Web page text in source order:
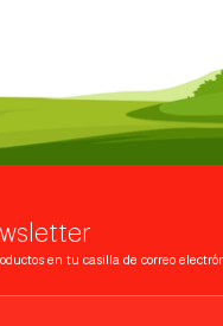
en tu casilla de correo